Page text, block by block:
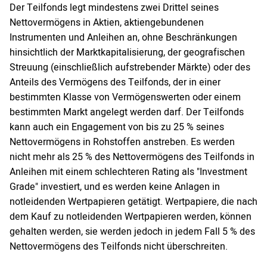
Der Teilfonds legt mindestens zwei Drittel seines
Nettovermögens in Aktien, aktiengebundenen
Instrumenten und Anleihen an, ohne Beschränkungen
hinsichtlich der Marktkapitalisierung, der geografischen
Streuung (einschließlich aufstrebender Märkte) oder des
Anteils des Vermögens des Teilfonds, der in einer
bestimmten Klasse von Vermögenswerten oder einem
bestimmten Markt angelegt werden darf. Der Teilfonds
kann auch ein Engagement von bis zu 25 % seines
Nettovermögens in Rohstoffen anstreben. Es werden
nicht mehr als 25 % des Nettovermögens des Teilfonds in
Anleihen mit einem schlechteren Rating als "Investment
Grade" investiert, und es werden keine Anlagen in
notleidenden Wertpapieren getätigt. Wertpapiere, die nach
dem Kauf zu notleidenden Wertpapieren werden, können
gehalten werden, sie werden jedoch in jedem Fall 5 % des
Nettovermögens des Teilfonds nicht überschreiten.